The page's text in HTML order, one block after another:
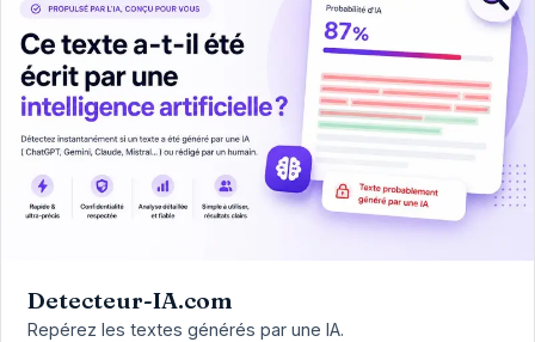
Detecteur-IA.com
Repérez les textes générés par une IA.